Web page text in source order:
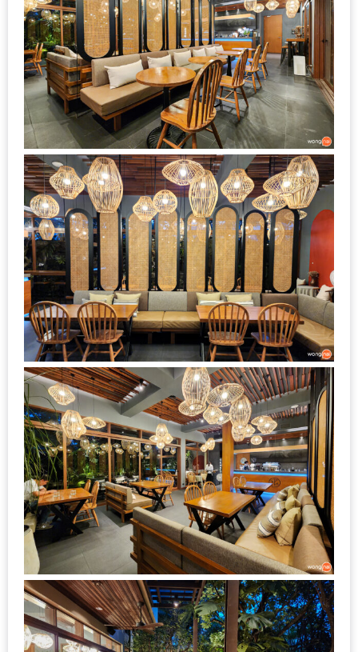
งาน
เดียว
ทั้ง
ช้อป
กิน
เที่ยว
พร้อม
โปร
โม
ชั่น
สำหรับ
คน
รัก
บ้าน
มากมาย
MAPS
MY
ACCOUNT
NEW
FACEBOOK
TIMELINE
POLICY
OKTOBERFEST
ครั้ง
ที่
2